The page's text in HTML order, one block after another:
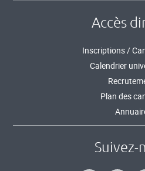
Accès
Inscriptions /
Calendrier
Plan des
Suivez-